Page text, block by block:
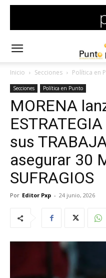
Inicio Secciones Política en
Secciones Política en Punto
MORENA
sus
asegurar 30
SUFRAGIOS
Por Editor Pxp - 24 junio, 2026